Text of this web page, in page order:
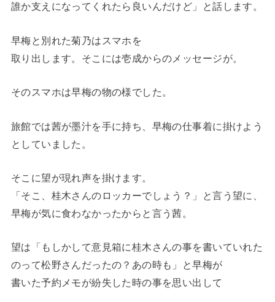
誰か支えになってくれたら良いんだけど」と話します。
早梅と別れた菊乃はスマホを
取り出します。そこには壱成からのメッセージが。
そのスマホは早梅の物の様でした。
旅館では茜が墨汁を手に持ち、早梅の仕事着に掛けよう
としていました。
そこに望が現れ声を掛けます。
「そこ、桂木さんのロッカーでしょう？」と言う望に、
早梅が気に食わなかったからと言う茜。
望は「もしかして意見箱に桂木さんの事を書いていれた
のって松野さんだったの？あの時も」と早梅が
書いた予約メモが紛失した時の事を思い出して